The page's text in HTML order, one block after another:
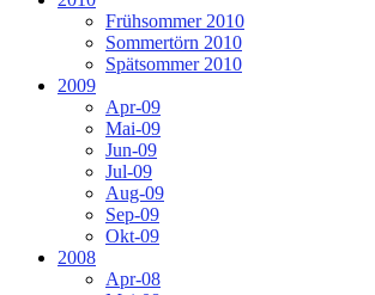
Frühsommer 2010
Sommertörn 2010
Spätsommer 2010
2009
Apr-09
Mai-09
Jun-09
Jul-09
Aug-09
Sep-09
Okt-09
2008
Apr-08